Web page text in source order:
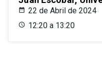
22 de Abril de 2024
12:20 a 13:20